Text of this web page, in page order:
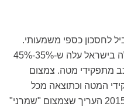
לחסכון כספי משמעותי.
ראשית, מניתוח של מבנה הממשלה בישראל עלה ש-35%-45%
מתפקידי מטה. צמצום
המטה וכתוצאה מכל
לחיסכון תקציבי ניכר. דו"ח משנת 2015 העריך שצמצום "שמרני"